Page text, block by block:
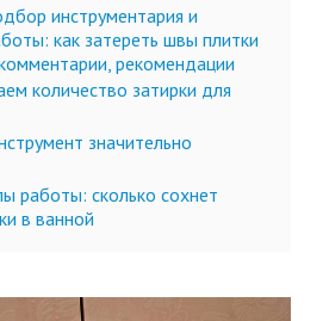
инструментария и
как затереть швы плитки
рекомендации
количество затирки для
значительно
работы: сколько сохнет
в ванной